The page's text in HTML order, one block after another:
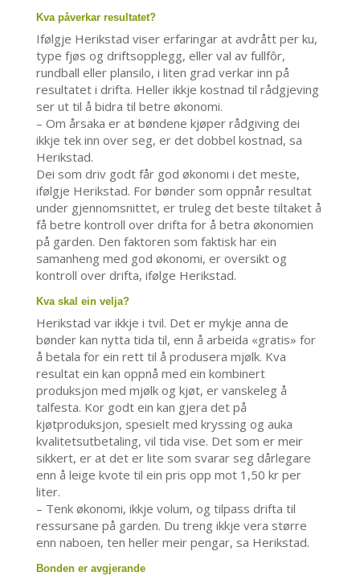
Kva påverkar resultatet?
Ifølgje Herikstad viser erfaringar at avdrått per ku,
type fjøs og driftsopplegg, eller val av fullfôr,
rundball eller plansilo, i liten grad verkar inn på
resultatet i drifta. Heller ikkje kostnad til rådgjeving
ser ut til å bidra til betre økonomi.
– Om årsaka er at bøndene kjøper rådgiving dei
ikkje tek inn over seg, er det dobbel kostnad, sa
Herikstad.
Dei som driv godt får god økonomi i det meste,
ifølgje Herikstad. For bønder som oppnår resultat
under gjennomsnittet, er truleg det beste tiltaket å
få betre kontroll over drifta for å betra økonomien
på garden. Den faktoren som faktisk har ein
samanheng med god økonomi, er oversikt og
kontroll over drifta, ifølge Herikstad.
Kva skal ein velja?
Herikstad var ikkje i tvil. Det er mykje anna de
bønder kan nytta tida til, enn å arbeida «gratis» for
å betala for ein rett til å produsera mjølk. Kva
resultat ein kan oppnå med ein kombinert
produksjon med mjølk og kjøt, er vanskeleg å
talfesta. Kor godt ein kan gjera det på
kjøtproduksjon, spesielt med kryssing og auka
kvalitetsutbetaling, vil tida vise. Det som er meir
sikkert, er at det er lite som svarar seg dårlegare
enn å leige kvote til ein pris opp mot 1,50 kr per
liter.
– Tenk økonomi, ikkje volum, og tilpass drifta til
ressursane på garden. Du treng ikkje vera større
enn naboen, ten heller meir pengar, sa Herikstad.
Bonden er avgjerande